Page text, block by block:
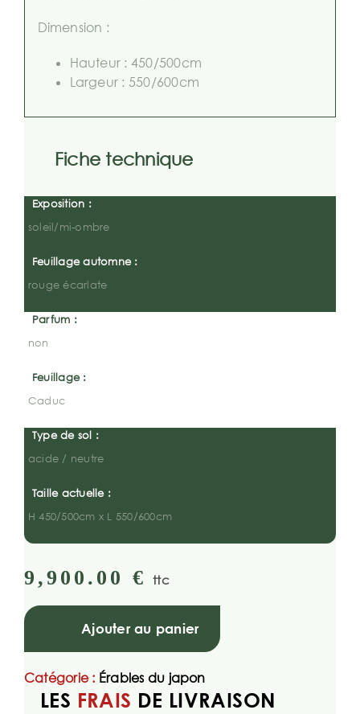
Dimension :
Hauteur : 450/500cm
Largeur : 550/600cm
Fiche technique
Exposition :
soleil/mi-ombre
Feuillage automne :
rouge écarlate
Parfum :
non
Feuillage :
Caduc
Type de sol :
acide / neutre
Taille actuelle :
H 450/500cm x L 550/600cm
9,900.00 € ttc
Ajouter au panier
Catégorie : Érables du japon
LES FRAIS DE LIVRAISON